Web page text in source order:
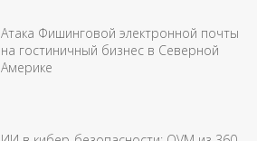
Атака Фишинговой электронной почты
на гостиничный бизнес в Северной
Америке